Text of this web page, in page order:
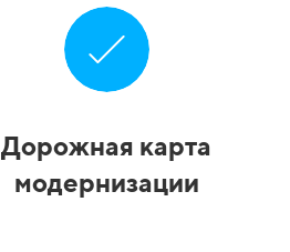
Дорожная карта
модернизации